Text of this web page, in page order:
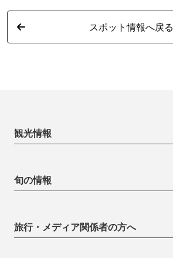
スポット情報へ戻る
観光情報
旬の情報
旅行・メディア関係者の方へ